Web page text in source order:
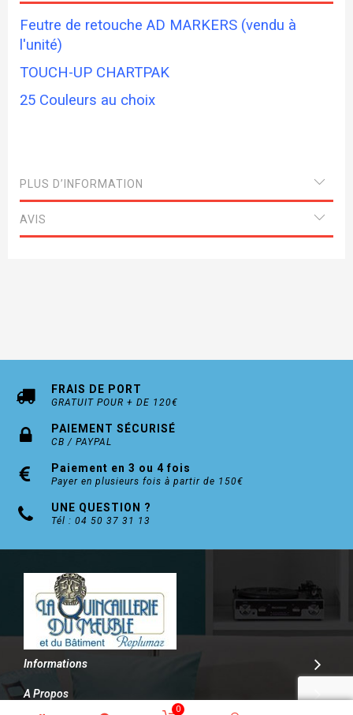
Feutre de retouche AD MARKERS (vendu à
l'unité)
TOUCH-UP CHARTPAK
25 Couleurs au choix
PLUS D’INFORMATION
AVIS
FRAIS DE PORT
GRATUIT POUR + DE 120€
PAIEMENT SÉCURISÉ
CB / PAYPAL
Paiement en 3 ou 4 fois
Payer en plusieurs fois à partir de 150€
UNE QUESTION ?
Tél : 04 50 37 31 13
Informations
A Propos
0